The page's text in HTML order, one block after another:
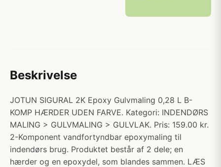
Beskrivelse
JOTUN SIGURAL 2K Epoxy Gulvmaling 0,28 L B-
KOMP HÆRDER UDEN FARVE. Kategori: INDENDØRS
MALING > GULVMALING > GULVLAK. Pris: 159.00 kr.
2-Komponent vandfortyndbar epoxymaling til
indendørs brug. Produktet består af 2 dele; en
hærder og en epoxydel, som blandes sammen. LÆS